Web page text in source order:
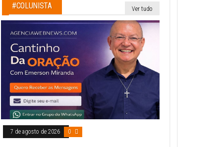
#COLUNISTA Ver tudo
7 de agosto de 2026 0